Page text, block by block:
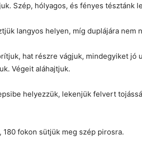
Szép, hólyagos, és fényes tésztánk
langyos helyen, míg duplájára nem
hat részre vágjuk, mindegyiket jó
Végeit aláhajtjuk.
helyezzük, lekenjük felvert
fokon sütjük meg szép pirosra.